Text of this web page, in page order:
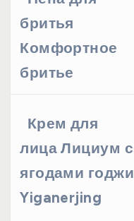
бритья
Комфортное
бритье
Крем для
лица Лициум с
ягодами годжи
Yiganerjing